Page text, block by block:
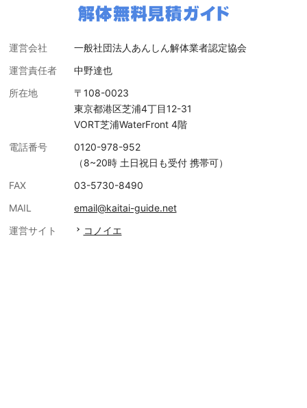
運営会社
一般社団法人あんしん解体業者認定協会
運営責任者
中野達也
所在地
〒108-0023
東京都港区芝浦4丁目12-31
VORT芝浦WaterFront 4階
電話番号
0120-978-952
（8~20時 土日祝日も受付 携帯可）
FAX
03-5730-8490
MAIL
email@kaitai-guide.net
運営サイト
コノイエ